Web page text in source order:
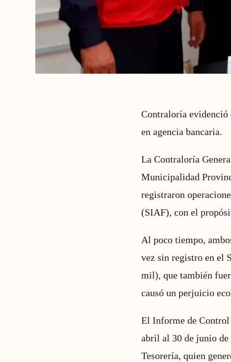
Contraloría evidenció
en agencia bancaria.
La Contraloría
Municipalidad
registraron
(SIAF), con el
Al poco tiempo,
vez sin registro en el
mil), que también
causó un perjuicio
El Informe de Control
abril al 30 de junio de
Tesorería, quien